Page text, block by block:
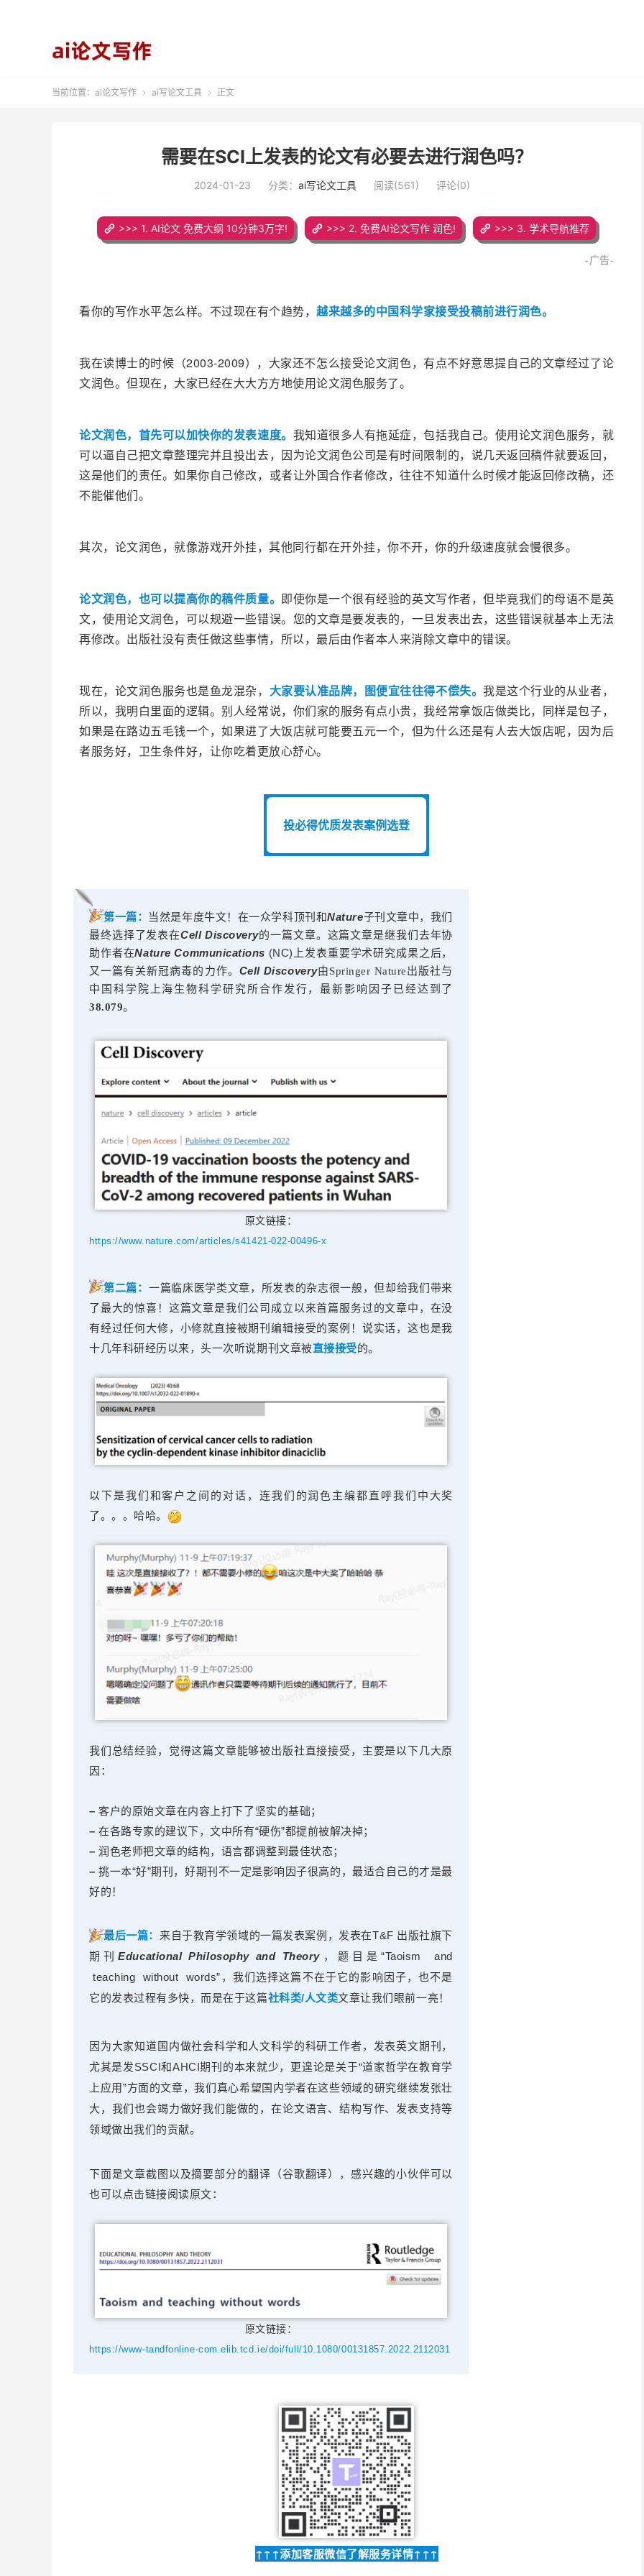
当前位置： ai论文写作  ai写论文工具  正文
​需要在SCI上发表的论文有必要去进行润色吗？
2024-01-23 分类： ai写论文工具 阅读(561) 评论(0)
>>> 1. AI论文 免费大纲 10分钟3万字! >>> 2. 免费AI论文写作 润色! >>> 3. 学术导航推荐
-广告-
看你的写作水平怎么样。不过现在有个趋势， 越来越多的中国科学家接受投稿前进行润色。
我在读博士的时候（2003-2009），大家还不怎么接受论文润色，有点不好意思提自己的文章经过了论
文润色。但现在，大家已经在大大方方地使用论文润色服务了。
论文润色，首先可以加快你的发表速度。 我知道很多人有拖延症，包括我自己。使用论文润色服务，就
可以逼自己把文章整理完并且投出去，因为论文润色公司是有时间限制的，说几天返回稿件就要返回，
这是他们的责任。如果你自己修改，或者让外国合作者修改，往往不知道什么时候才能返回修改稿，还
不能催他们。
其次，论文润色，就像游戏开外挂，其他同行都在开外挂，你不开，你的升级速度就会慢很多。
论文润色，也可以提高你的稿件质量。 即使你是一个很有经验的英文写作者，但毕竟我们的母语不是英
文，使用论文润色，可以规避一些错误。您的文章是要发表的，一旦发表出去，这些错误就基本上无法
再修改。出版社没有责任做这些事情，所以，最后由作者本人来消除文章中的错误。
现在，论文润色服务也是鱼龙混杂， 大家要认准品牌，图便宜往往得不偿失。我是这个行业的从业者，
所以，我明白里面的逻辑。别人经常说，你们家的服务有点小贵，我经常拿饭店做类比，同样是包子，
如果是在路边五毛钱一个，如果进了大饭店就可能要五元一个，但为什么还是有人去大饭店呢，因为后
者服务好，卫生条件好，让你吃着更放心舒心。
投必得优质发表案例选登
第一篇： 当然是年度牛文！在一众学科顶刊和Nature子刊文章中，我们
最终选择了发表在Cell Discovery的一篇文章。这篇文章是继我们去年协
助作者在Nature Communications (NC)上发表重要学术研究成果之后，
又一篇有关新冠病毒的力作。 Cell Discovery由Springer Nature出版社与
中国科学院上海生物科学研究所合作发行，最新影响因子已经达到了
38.079。
原文链接：
https://www.nature.com/articles/s41421-022-00496-x
第二篇： 一篇临床医学类文章，所发表的杂志很一般，但却给我们带来
了最大的惊喜！这篇文章是我们公司成立以来首篇服务过的文章中，在没
有经过任何大修，小修就直接被期刊编辑接受的案例！说实话，这也是我
十几年科研经历以来，头一次听说期刊文章被直接接受的。
以下是我们和客户之间的对话，连我们的润色主编都直呼我们中大奖
了。。。哈哈。
我们总结经验，觉得这篇文章能够被出版社直接接受，主要是以下几大原
因：
– 客户的原始文章在内容上打下了坚实的基础；
–在各路专家的建议下，文中所有“硬伤”都提前被解决掉；
– 润色老师把文章的结构，语言都调整到最佳状态；
– 挑一本“好”期刊，好期刊不一定是影响因子很高的，最适合自己的才是最
好的！
最后一篇： 来自于教育学领域的一篇发表案例，发表在T&F 出版社旗下
期刊Educational Philosophy and Theory，题目是“Taoism and
teaching without words”，我们选择这篇不在于它的影响因子，也不是
它的发表过程有多快，而是在于这篇社科类/人文类文章让我们眼前一亮！
因为大家知道国内做社会科学和人文科学的科研工作者，发表英文期刊，
尤其是发SSCI和AHCI期刊的本来就少，更遑论是关于“道家哲学在教育学
上应用”方面的文章，我们真心希望国内学者在这些领域的研究继续发张壮
大，我们也会竭力做好我们能做的，在论文语言、结构写作、发表支持等
领域做出我们的贡献。
下面是文章截图以及摘要部分的翻译（谷歌翻译），感兴趣的小伙伴可以
也可以点击链接阅读原文：
原文链接：
https://www-tandfonline-com.elib.tcd.ie/doi/full/10.1080/00131857.2022.2112031
↑↑↑添加客服微信了解服务详情↑↑↑